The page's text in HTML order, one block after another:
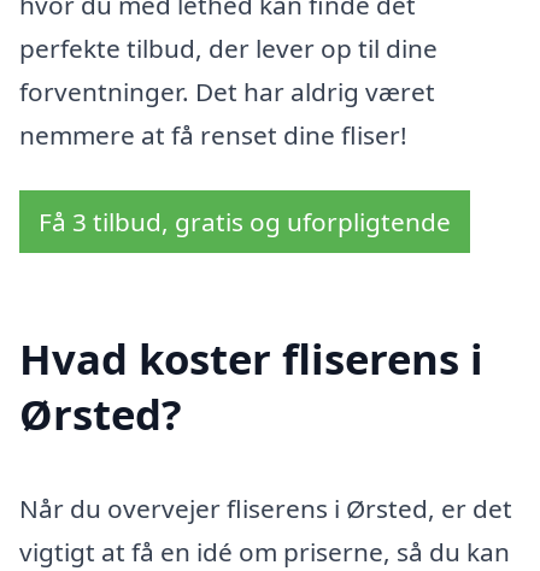
perfekte tilbud, der lever op til dine
forventninger. Det har aldrig været
nemmere at få renset dine fliser!
Få 3 tilbud, gratis og uforpligtende
Hvad koster fliserens i
Ørsted?
Når du overvejer fliserens i Ørsted, er det
vigtigt at få en idé om priserne, så du kan